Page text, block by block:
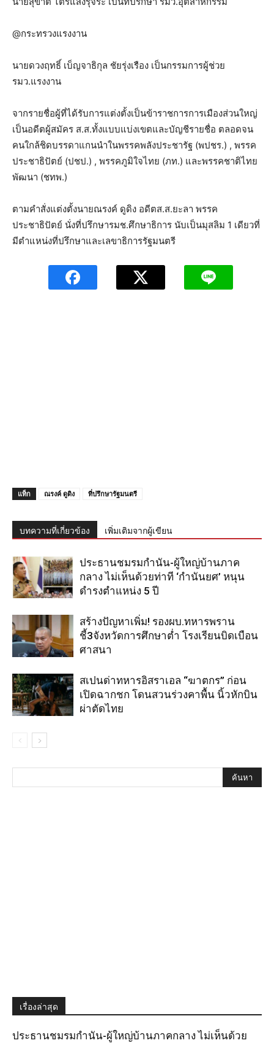
@กระทรวงแรงงาน
นายดวงฤทธิ์ เบ็ญจาธิกุล ชัยรุ่งเรือง เป็นกรรมการผู้ช่วย
รมว.แรงงาน
จากรายชื่อผู้ที่ได้รับการแต่งตั้งเป็นข้าราชการการเมืองส่วนใหญ่
เป็นอดีตผู้สมัคร ส.ส.ทั้งแบบแบ่งเขตและบัญชีรายชื่อ ตลอดจน
คนใกล้ชิดบรรดาแกนนำในพรรคพลังประชารัฐ (พปชร.) , พรรค
ประชาธิปัตย์ (ปชป.) , พรรคภูมิใจไทย (ภท.) และพรรคชาติไทย
พัฒนา (ชทพ.)
ตามคำสั่งแต่งตั้งนายณรงค์ ดูดิง อดีตส.ส.ยะลา พรรค
ประชาธิปัตย์ นั่งที่ปรึกษารมช.ศึกษาธิการ นับเป็นมุสลิม 1 เดียวที่
มีตำแหน่งที่ปรึกษาและเลขาธิการรัฐมนตรี
แท็ก ณรงค์ ดูดิง ที่ปรึกษารัฐมนตรี
บทความที่เกี่ยวข้อง เพิ่มเติมจากผู้เขียน
ประธานชมรมกำนัน-ผู้ใหญ่บ้านภาค
กลาง ไม่เห็นด้วยท่าที ‘กำนันยศ’ หนุน
ดำรงตำแหน่ง 5 ปี
สร้างปัญหาเพิ่ม! รองผบ.ทหารพราน
ชี้3จังหวัดการศึกษาต่ำ โรงเรียนบิดเบือน
ศาสนา
สเปนด่าทหารอิสราเอล “ฆาตกร” ก่อน
เปิดฉากชก โดนสวนร่วงคาพื้น นิ้วหักบิน
ผ่าตัดไทย
เรื่องล่าสุด
ประธานชมรมกำนัน-ผู้ใหญ่บ้านภาคกลาง ไม่เห็นด้วย